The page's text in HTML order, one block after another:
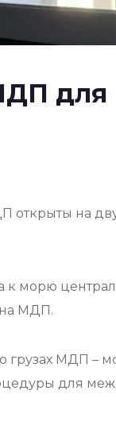
для
открыты на
морю
МДП.
МДП –
для